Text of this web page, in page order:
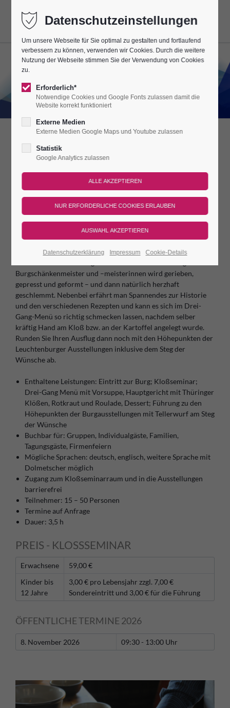
Datenschutzeinstellungen
Um unsere Webseite für Sie optimal zu gestalten und fortlaufend
verbessern zu können, verwenden wir Cookies. Durch die weitere
Nutzung der Webseite stimmen Sie der Verwendung von Cookies
zu.
Erforderlich*
Notwendige Cookies und Google Fonts zulassen damit die
Website korrekt funktioniert
Externe Medien
Externe Medien Google Maps und Youtube zulassen
Statistik
Google Analytics zulassen
Datenschutzerklärung Impressum Cookie-Details
KLOSSSEMINARE
INFORMATIV & LECKER - UNSER
KLOSSSEMINAR
Thüringer Kloß. In manchen Regionen wird er auch als „Hüts“
bezeichnet, denn die geheime Rezeptur galt es zu hüten und
vor Fremden nicht auszuplaudern. Wir plaudern jedoch gern
Burgschänkenmeister und –meisterinnen wird gerieben,
gepresst und geformt – und dann natürlich herzhaft
geschlemmt. Nebenbei erfährt man Spannendes zur Historie
und den verschiedenen Rezepten und kann es sich im Drei-
Gang-Menü so richtig schmecken lassen, nachdem selber
kräftig Hand am Kloß bzw. an der Kartoffel angelegt wurde.
Runden Sie Ihren Ausflug dann noch mit den Höhepunkten der
Leuchtenburger Ausstellungen inklusive dem Steg der
Wünsche ab.
Enthaltene Leistungen: Eintritt zur Burg; Kloßseminar;
Drei-Gang Menü mit Vorsuppe, Hauptgericht mit Thüringer
Klößen, Rotkraut und Roulade, Dessert; Führung zu den
Höhepunkten der Burgausstellungen mit Tellerwurf am Steg
der Wünsche
Buchbar für: Gruppen, Individualgäste, Familien,
Tagungsgäste, Firmenfeiern
Mögliche Sprachen: deutsch, englisch, weitere Sprache mit
Dolmetscher möglich
Zugang zum Kloßseminarraum und in die Ausstellungen
barrierefrei
Teilnehmer: 15 – 50 Personen
Termine auf Anfrage
Dauer: 3,5 h
PREIS - KLOSSSEMINAR
Erwachsene
59,00 €
Kinder bis
12 Jahre
3,00 € pro Lebensjahr zzgl. 7,00 €
Sondereintritt und 3,00 € für die Führung
ÖFFENTLICHE TERMINE 2026
8. November 2026 09:30 - 13:00 Uhr